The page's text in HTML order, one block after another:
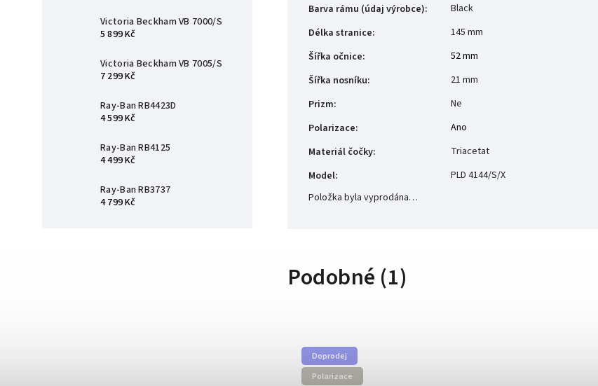
Victoria Beckham VB 7000/S
5 899 Kč
Victoria Beckham VB 7005/S
7 299 Kč
Ray-Ban RB4423D
4 599 Kč
Ray-Ban RB4125
4 499 Kč
Ray-Ban RB3737
4 799 Kč
Barva rámu (údaj výrobce):
Black
Délka stranice:
145 mm
Šířka očnice:
52 mm
Šířka nosníku:
21 mm
Prizm:
Ne
Polarizace:
Ano
Materiál čočky:
Triacetat
Model:
PLD 4144/S/X
Položka byla vyprodána…
Podobné (1)
Doprodej
Polarizace